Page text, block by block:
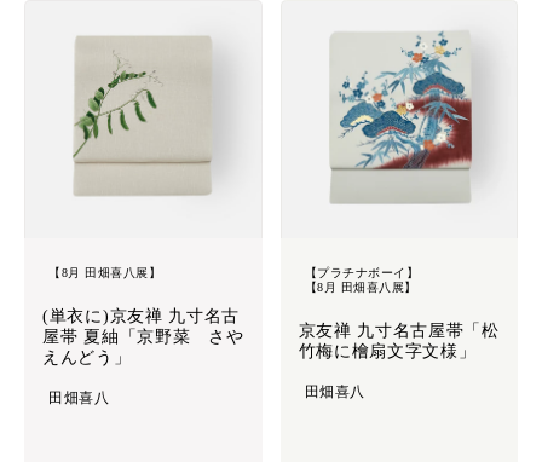
【8月 田畑喜八展】
(単衣に)京友禅 九寸名古
屋帯 夏紬「京野菜 さや
えんどう」
田畑喜八
【プラチナボーイ】
【8月 田畑喜八展】
京友禅 九寸名古屋帯「松
竹梅に檜扇文字文様」
田畑喜八